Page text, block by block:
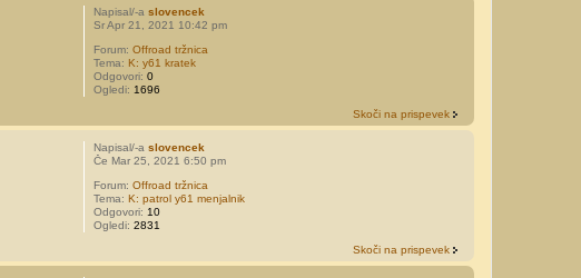
Napisal/-aslovencek
Sr Apr 21, 2021 10:42 pm
Forum:Offroad tržnica
Tema:K: y61 kratek
Odgovori:0
Ogledi: 1696
Skoči na prispevek
Napisal/-aslovencek
Če Mar 25, 2021 6:50 pm
Forum:Offroad tržnica
Tema:K: patrol y61 menjalnik
Odgovori: 10
Ogledi:2831
Skoči na prispevek